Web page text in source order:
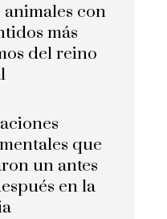
animales con
más
del reino
que
un antes
en la